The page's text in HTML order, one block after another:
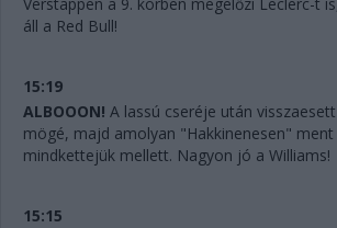
áll a Red Bull!
15:19
ALBOOON! A lassú cseréje után
mögé, majd amolyan "Hakkinenesen" ment
mindkettejük mellett. Nagyon jó a Williams!
15:15